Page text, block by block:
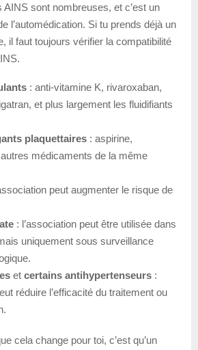
AINS sont nombreuses, et c’est un
l’automédication. Si tu prends déjà un
il faut toujours vérifier la compatibilité
: anti-vitamine K, rivaroxaban,
et plus largement les fluidifiants
plaquettaires : aspirine,
médicaments de la même
peut augmenter le risque de
: l’association peut être utilisée dans
uniquement sous surveillance
et certains antihypertenseurs :
réduire l’efficacité du traitement ou
cela change pour toi, c’est qu’un